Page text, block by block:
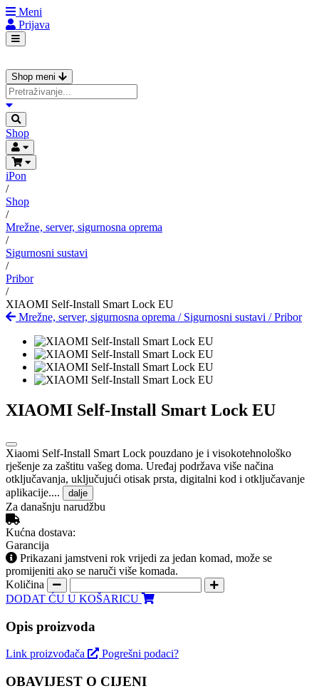
Meni
Prijava
Shop meni
Shop
iPon
/
Shop
/
Mrežne, server, sigurnosna oprema
/
Sigurnosni sustavi
/
Pribor
/
XIAOMI Self-Install Smart Lock EU
Mrežne, server, sigurnosna oprema / Sigurnosni sustavi /Pribor
XIAOMI Self-Install Smart Lock EU
Xiaomi Self-Install Smart Lock pouzdano je i visokotehnološko
rješenje za zaštitu vašeg doma. Uređaj podržava više načina
otključavanja, uključujući otisak prsta, digitalni kod i otključavanje
aplikacije....
dalje
Za današnju narudžbu
Kućna dostava:
Garancija
Prikazani jamstveni rok vrijedi za jedan komad, može se
promijeniti ako se naruči više komada.
Količina
DODAT ĆU U KOŠARICU
Opis proizvoda
Link proizvođača Pogrešni podaci?
OBAVIJEST O CIJENI